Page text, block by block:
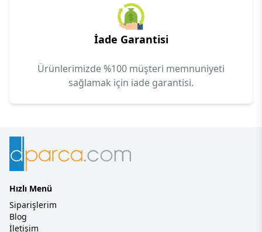
İade Garantisi
Ürünlerimizde %100 müşteri memnuniyeti
sağlamak için iade garantisi.
Hızlı Menü
Siparişlerim
Blog
İletişim